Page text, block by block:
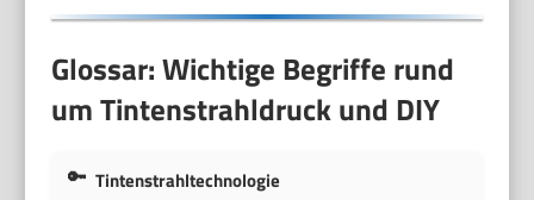
Glossar: Wichtige Begriffe rund
um Tintenstrahldruck und DIY
Tintenstrahltechnologie